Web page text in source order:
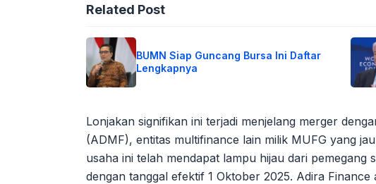
Related Post
BUMN Siap Guncang Bursa Ini Daftar
Lengkapnya
Lonjakan signifikan ini terjadi menjelang merger
(ADMF), entitas multifinance lain milik MUFG yang
usaha ini telah mendapat lampu hijau dari pemegang
dengan tanggal efektif 1 Oktober 2025. Adira Finance